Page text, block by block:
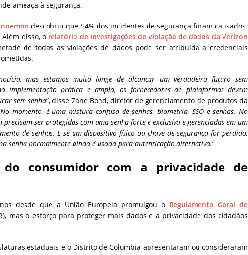
ameaça à segurança.
descobriu que 54% dos incidentes de segurança foram causados ​​
disso, o relatório de investigações de violação de dados da Verizon
de todas as violações de dados pode ser atribuída a credenciais
mas estamos muito longe de alcançar um verdadeiro futuro sem
implementação prática e ampla, os fornecedores de plataformas devem
sem senha”, disse Zane Bond, diretor de gerenciamento de produtos da
No momento, é uma mistura confusa de senhas, biometria, SSO e senhas. No
ser protegidas com uma senha forte e exclusiva e gerenciadas em um
de senhas. E se um dispositivo físico ou chave de segurança for perdido,
senha normalmente ainda é usada para autenticação alternativa.”
do consumidor com a privacidade de
desde que a União Europeia promulgou o Regulamento Geral de
mas o esforço para proteger mais dados e a privacidade dos cidadãos
estaduais e o Distrito de Columbia apresentaram ou consideraram